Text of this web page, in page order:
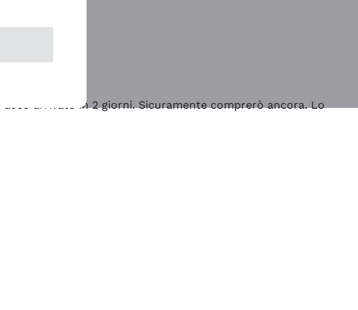
arrivato in 2 giorni. Sicuramente comprerò ancora. Lo